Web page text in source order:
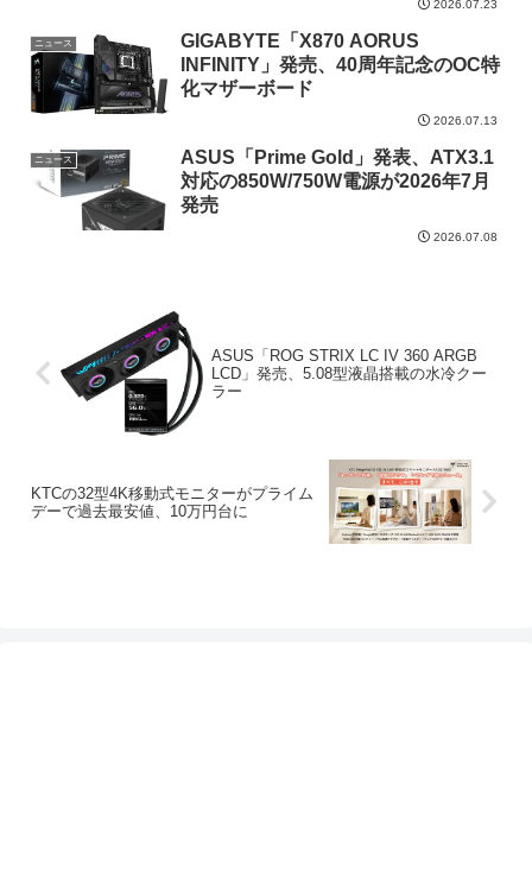
2026.07.23
ニュース
GIGABYTE「X870 AORUS
INFINITY」発売、40周年記念のOC特
化マザーボード
2026.07.13
ニュース
ASUS「Prime Gold」発表、ATX3.1
対応の850W/750W電源が2026年7月
発売
2026.07.08
ASUS「ROG STRIX LC IV 360 ARGB
LCD」発売、5.08型液晶搭載の水冷クー
ラー
KTCの32型4K移動式モニターがプライム
デーで過去最安値、10万円台に